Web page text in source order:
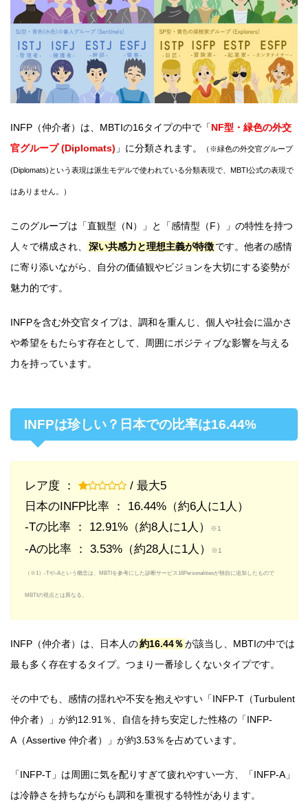
INFP（仲介者）は、MBTIの16タイプの中で「NF型・緑色の外交
官グループ (Diplomats) 」に分類されます。 （※緑色の外交官グループ
(Diplomats)という表現は派生モデルで使われている分類表現で、MBTI公式の表現で
はありません。）
このグループは「直観型（N）」と「感情型（F）」の特性を持つ
人々で構成され、
深い共感力と理想主義が特徴です。他者の感情
に寄り添いながら、自分の価値観やビジョンを大切にする姿勢が
魅力的です。
INFPを含む外交官タイプは、調和を重んじ、個人や社会に温かさ
や希望をもたらす存在として、周囲にポジティブな影響を与える
力を持っています。
INFPは珍しい？日本での比率は16.44%
レア度 ：
/ 最大5
日本のINFP比率 ： 16.44%（約6人に1人）
-Tの比率 ： 12.91%（約8人に1人）
※1
-Aの比率 ： 3.53%（約28人に1人） ※1
（※1）-Tや-Aという概念は、MBTIを参考にした診断サービス16Personalitiesが独自に追加したもので
MBTIの視点とは異なる。
INFP（仲介者）は、日本人の約16.44％が該当し、MBTIの中では
最も多く存在するタイプ。つまり一番珍しくないタイプです。
その中でも、感情の揺れや不安を抱えやすい「INFP-T（Turbulent
仲介者）」が約12.91％、自信を持ち安定した性格の「INFP-
A（Assertive 仲介者）」が約3.53％を占めています。
「INFP-T」は周囲に気を配りすぎて疲れやすい一方、「INFP-A」
は冷静さを持ちながらも調和を重視する特性があります。